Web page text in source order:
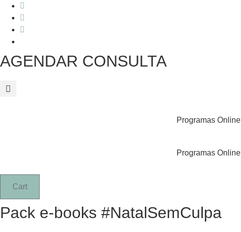
Skip
content
AGENDAR CONSULTA
Programas Online
Programas Online
Cart
Pack e-books #NatalSemCulpa